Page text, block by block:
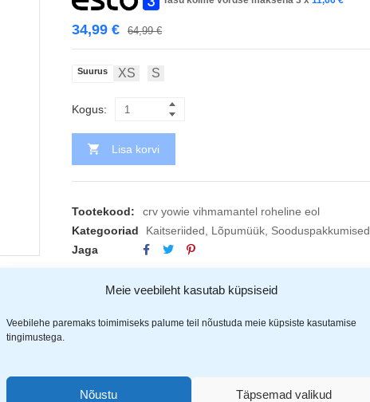
Meie veebileht kasutab küpsiseid
Veebilehe paremaks toimimiseks palume teil nõustuda meie küpsiste kasutamise
tingimustega.
Nõustu Täpsemad valikud
64,99€
34,99 €
Suurus XS S
Kogus:
Lisa korvi
Tootekood:
crv yowie vihmamantel roheline eol
Kategooriad
Kaitseriided, Lõpumüük, Sooduspakkumised
Jaga